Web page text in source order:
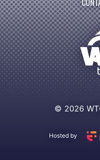
© 2026
Hosted by